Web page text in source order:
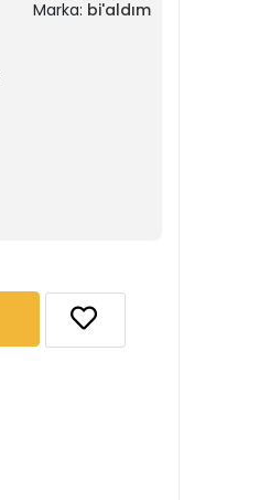
Marka: bi'aldım